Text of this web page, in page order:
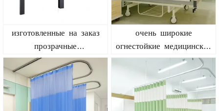
изготовленные на заказ
прозрачные
ветрозащитные рулонные
шторы для отелей
очень широкие
огнестойкие медицинские
разделительные шторы
12x8 футов для спа,
лаборатории, клиники